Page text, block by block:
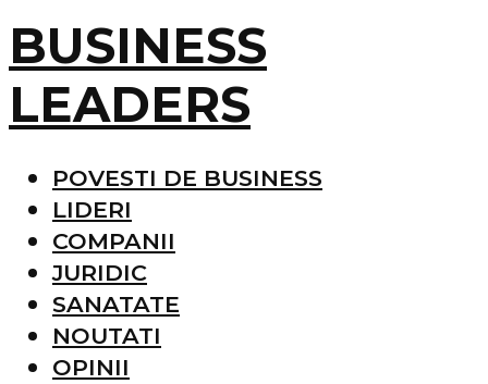
BUSINESS
LEADERS
POVESTI DE BUSINESS
LIDERI
COMPANII
JURIDIC
SANATATE
NOUTATI
OPINII